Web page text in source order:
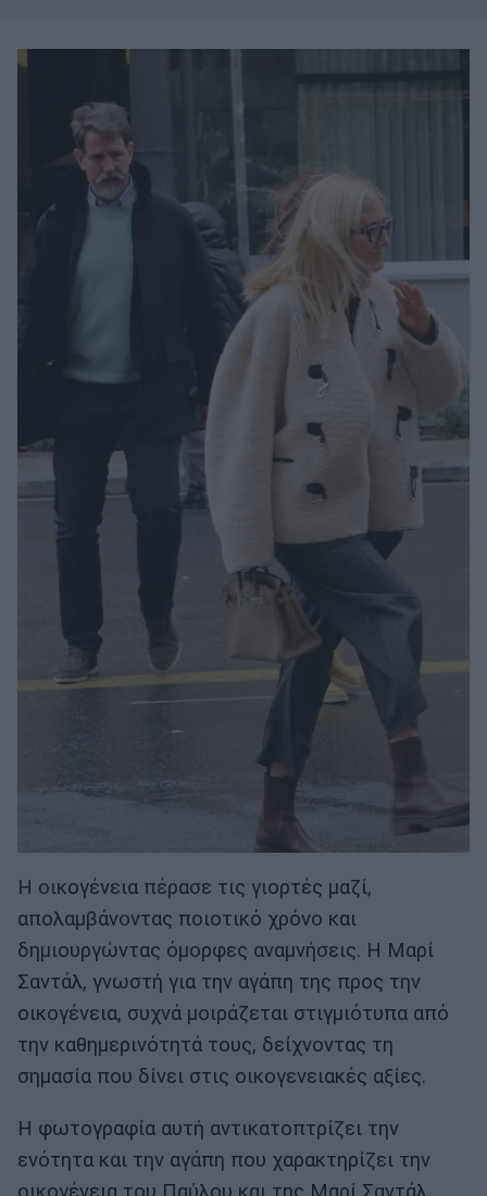
Η οικογένεια πέρασε τις γιορτές μαζί,
απολαμβάνοντας ποιοτικό χρόνο και
δημιουργώντας όμορφες αναμνήσεις. Η Μαρί
Σαντάλ, γνωστή για την αγάπη της προς την
οικογένεια, συχνά μοιράζεται στιγμιότυπα από
την καθημερινότητά τους, δείχνοντας τη
σημασία που δίνει στις οικογενειακές αξίες.
Η φωτογραφία αυτή αντικατοπτρίζει την
ενότητα και την αγάπη που χαρακτηρίζει την